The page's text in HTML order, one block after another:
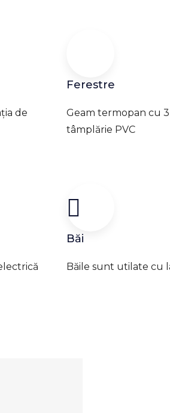
de
Ferestre
Geam termopan cu 3
tâmplărie PVC
Băi
Băile sunt utilate cu